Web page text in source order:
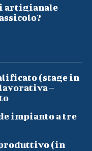
artigianale
(stage in
–
impianto a tre
(in